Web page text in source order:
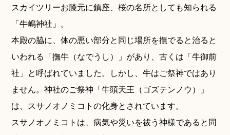
スカイツリーお膝元に鎮座、桜の名所としても知られる
「牛嶋神社」。
本殿の脇に、体の悪い部分と同じ場所を撫でると治ると
いわれる「撫牛（なでうし）」があり、古くは「牛御前
社」と呼ばれていました。しかし、牛はご祭神ではあり
ません。神社のご祭神「牛頭天王（ゴズテンノウ）」
は、スサノオノミコトの化身とされています。
スサノオノミコトは、病気や災いを祓う神様であると同